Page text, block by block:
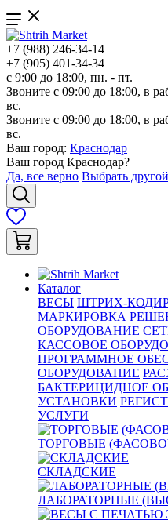
+7 (988) 246-34-14
+7 (905) 401-34-34
с 9:00 до 18:00, пн. - пт.
Звоните с 09:00 до 18:00, в
вс.
Звоните с 09:00 до 18:00, в
вс.
Ваш город: Краснодар
Ваш город Краснодар?
Да, все верно Выбрать другой
Каталог
ВЕСЫ ШТРИХ-
МАРКИРОВКА
ОБОРУДОВАНИЕ
КАССОВОЕ
ПРОГРАММНОЕ
ОБОРУДОВАНИЕ
БАКТЕРИЦИДНОЕ
УСТАНОВКИ
УСЛУГИ
ТОРГОВЫЕ
СКЛАДСКИЕ
ЛАБОРАТОРНЫЕ